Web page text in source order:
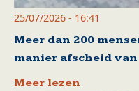
25/07/2026 - 16:41
Meer dan 200
manier afscheid van
Meer lezen